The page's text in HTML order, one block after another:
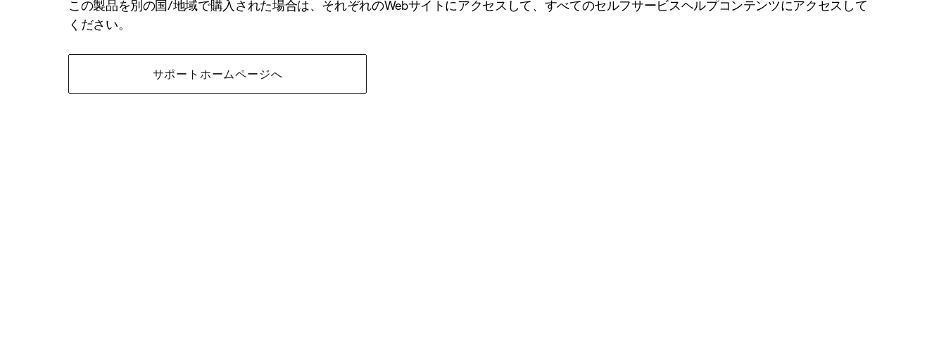
この製品を別の国/地域で購入された場合は、それぞれのWebサイトにアクセスして、すべてのセルフサービスヘルプコンテンツにアクセスして
ください。
サポートホームページへ